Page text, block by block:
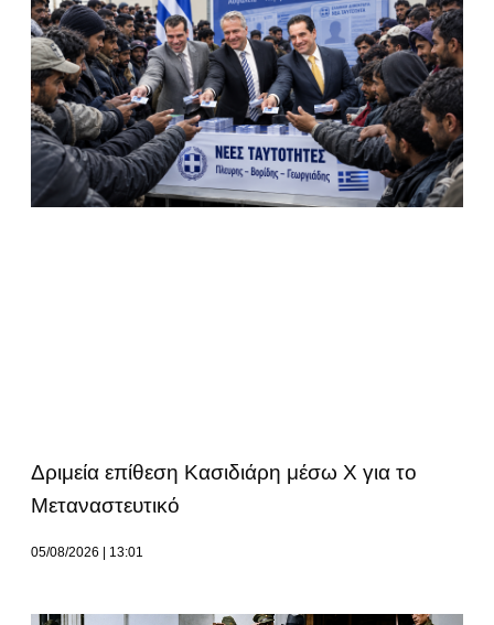
Δριμεία επίθεση Κασιδιάρη μέσω Χ για το
Μεταναστευτικό
05/08/2026 13:01